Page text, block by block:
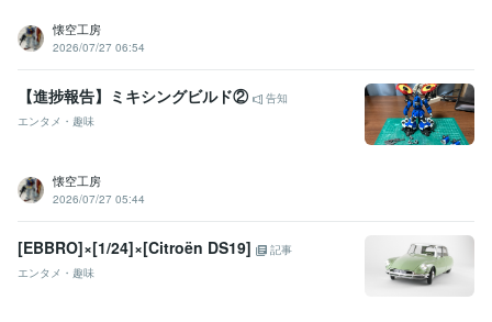
懐空工房
2026/07/27 06:54
【進捗報告】ミキシングビルド②
告知
エンタメ・趣味
懐空工房
2026/07/27 05:44
[EBBRO]×[1/24]×[Citroën DS19]
記事
エンタメ・趣味